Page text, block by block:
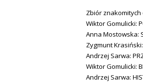
Zbiór
Wiktor Gomulicki:
Anna Mostowska:
Zygmunt Krasiński:
Andrzej Sarwa:
Wiktor Gomulicki:
Andrzej Sarwa: